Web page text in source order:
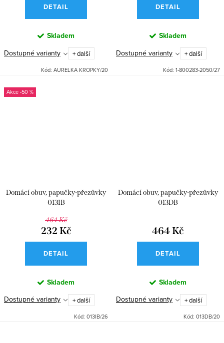
DETAIL
Skladem
Dostupné varianty + další
Kód: AURELKA KROPKY/20
DETAIL
Skladem
Dostupné varianty + další
Kód: 1-800283-2050/27
-50 %
Domácí obuv, papučky-přezůvky
013IB
464 Kč
232 Kč
DETAIL
Skladem
Dostupné varianty + další
Kód: 013IB/26
Domácí obuv, papučky-přezůvky
013DB
464 Kč
DETAIL
Skladem
Dostupné varianty + další
Kód: 013DB/20